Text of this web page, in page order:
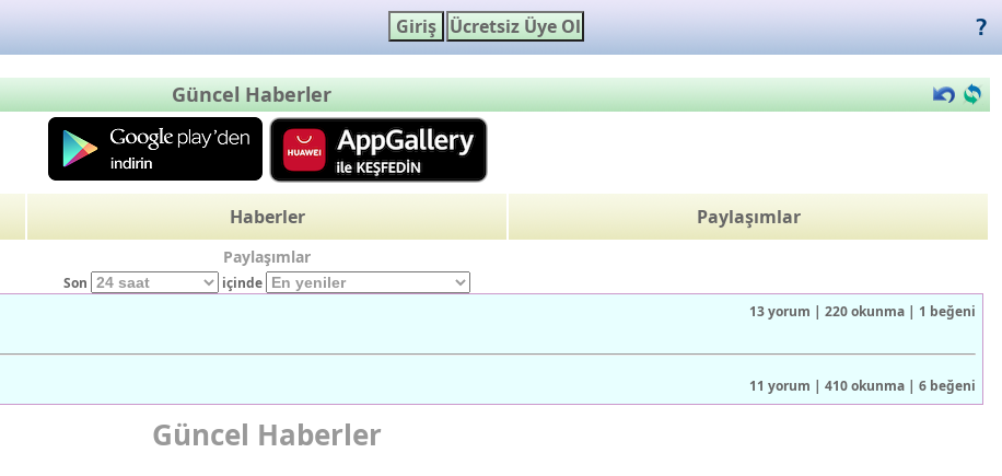
Güncel Haberler
Haberler Paylaşımlar
Paylaşımlar
Son içinde
13 yorum | 220 okunma | 1 beğeni
11 yorum | 410 okunma | 6 beğeni
Güncel Haberler